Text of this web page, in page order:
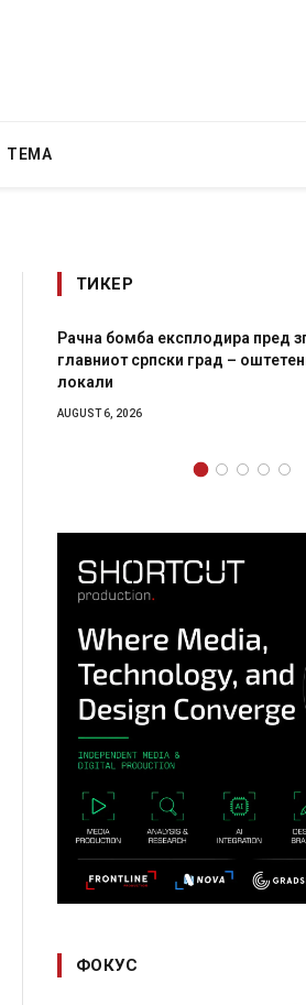
ТЕМА
ТИКЕР
Рачна бомба експлодира пред
главниот српски град –
локали
AUGUST 6, 2026
ФОКУС